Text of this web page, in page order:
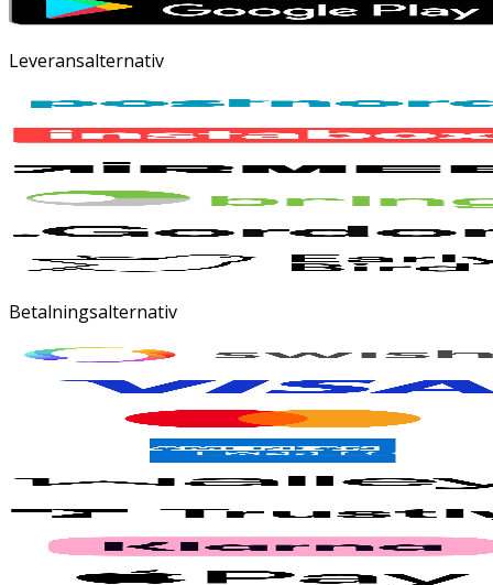
Leveransalternativ
Betalningsalternativ